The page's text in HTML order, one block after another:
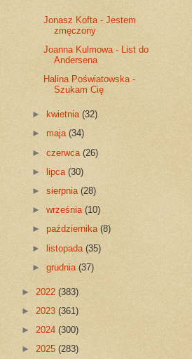
Jonasz Kofta - Jestem
zmęczony
Joanna Kulmowa - List do
Andersena
Halina Poświatowska -
Szukam Cię
► kwietnia(32)
► maja(34)
►czerwca(26)
►lipca(30)
►sierpnia(28)
►września(10)
►października(8)
► listopada(35)
►grudnia(37)
► 2022 (383)
► 2023 (361)
► 2024 (300)
► 2025 (283)